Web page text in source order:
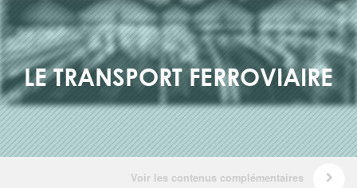
LE TRANSPORT FERROVIAIRE